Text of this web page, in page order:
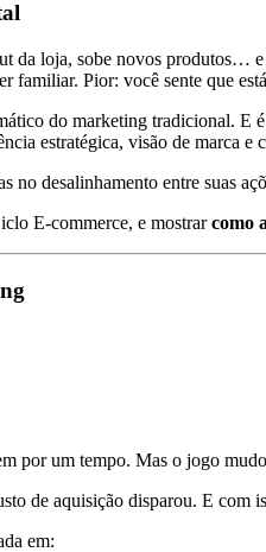
da loja, sobe novos produtos…
familiar. Pior: você sente que
do marketing tradicional. E
estratégica, visão de marca e
desalinhamento entre suas
E-commerce, e mostrarcomo
por um tempo. Mas o jogo
de aquisição disparou. E com
em: